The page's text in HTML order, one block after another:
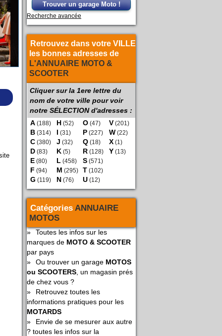
Trouver un garage Moto !
Recherche avancée
Retrouvez dans votre VILLE
les bonnes adresses de
L'ANNUAIRE MOTO &
SCOOTER
Cliquer sur la 1ere lettre du
nom de votre ville pour voir
notre SÉLECTION d'adresses :
A (188)
B (314)
C (380)
D (83)
E (80)
F (94)
G (119)
H (52)
I (31)
J (32)
K (5)
L (458)
M (295)
N (76)
O (47)
P (227)
Q (18)
R (128)
S (571)
T (102)
U (12)
V (201)
W (22)
X (1)
Y (13)
Catégories ANNUAIRE
MOTOS
»
Toutes les infos sur les
marques de MOTO & SCOOTER
par pays
»
Ou trouver un garage MOTOS
ou SCOOTERS , un magasin prés
de chez vous ?
»
Retrouvez toutes les
informations pratiques pour les
MOTARDS
»
Envie de se mesurer aux autre
? toutes les infos sur la